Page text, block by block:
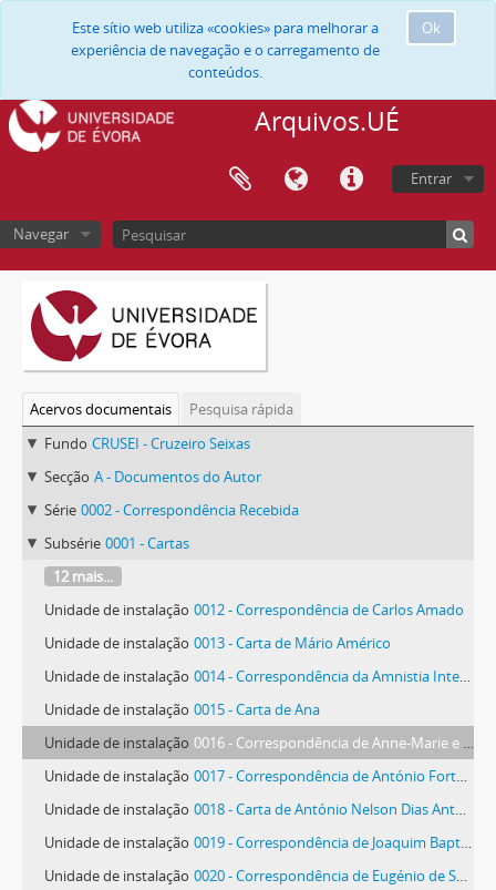
Ok
Este sítio web utiliza «cookies» para melhorar a
experiência de navegação e o carregamento de
conteúdos.
Arquivos.UÉ
Entrar
Navegar
Acervos documentais
Pesquisa rápida
Fundo CRUSEI - Cruzeiro Seixas
Secção A - Documentos do Autor
Série 0002 - Correspondência Recebida
Subsérie 0001 - Cartas
12 mais...
Unidade de instalação 0012 - Correspondência de Carlos Amado
Unidade de instalação 0013 - Carta de Mário Américo
Unidade de instalação 0014 - Correspondência da Amnistia Internacional, Secção Portuguesa
Unidade de instalação 0015 - Carta de Ana
Unidade de instalação 0016 - Correspondência de Anne-Marie e Dominique
Unidade de instalação 0017 - Correspondência de António Forte Salvado
Unidade de instalação 0018 - Carta de António Nelson Dias Antunes
Unidade de instalação 0019 - Correspondência de Joaquim Baptista Antunes
Unidade de instalação 0020 - Correspondência de Eugénio de Sequeira Araújo